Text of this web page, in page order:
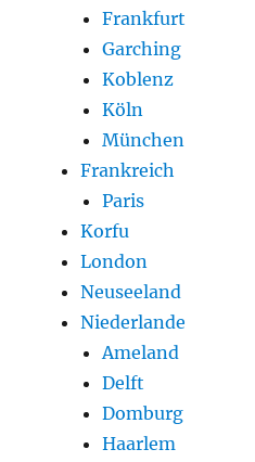
Frankfurt
Garching
Koblenz
Köln
München
Frankreich
Paris
Korfu
London
Neuseeland
Niederlande
Ameland
Delft
Domburg
Haarlem